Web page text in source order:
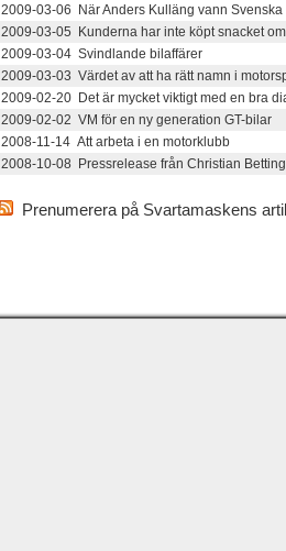
2009-03-06 När Anders Kulläng vann
2009-03-05 Kunderna har inte köpt snacket
2009-03-04 Svindlande bilaffärer
2009-03-03 Värdet av att ha rätt namn i
2009-02-20 Det är mycket viktigt med en bra
2009-02-02 VM för en ny generation GT-bilar
2008-11-14 Att arbeta i en motorklubb
2008-10-08 Pressrelease från Christian
Prenumerera på Svartamaskens